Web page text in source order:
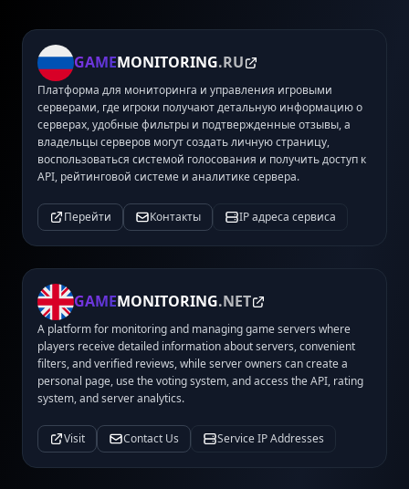
GAMEMONITORING.RU
Платформа для мониторинга и управления игровыми
серверами, где игроки получают детальную информацию о
серверах, удобные фильтры и подтвержденные отзывы, а
владельцы серверов могут создать личную страницу,
воспользоваться системой голосования и получить доступ к
API, рейтинговой системе и аналитике сервера.
Перейти Контакты IP адреса сервиса
GAMEMONITORING.NET
A platform for monitoring and managing game servers where
players receive detailed information about servers, convenient
filters, and verified reviews, while server owners can create a
personal page, use the voting system, and access the API, rating
system, and server analytics.
Visit Contact Us Service IP Addresses